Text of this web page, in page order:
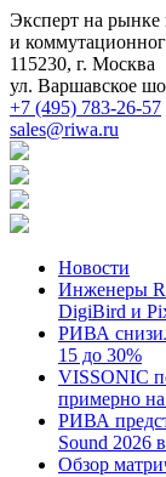
Эксперт на рынке
и
115230, г. Москва
ул. Варшавское
+7 (495) 783-26-57
sales@riwa.ru
Новости
Инженеры
DigiBird и
РИВА
15 до 30%
VISSONIC
примерно
РИВА
Sound 2026
Обзор